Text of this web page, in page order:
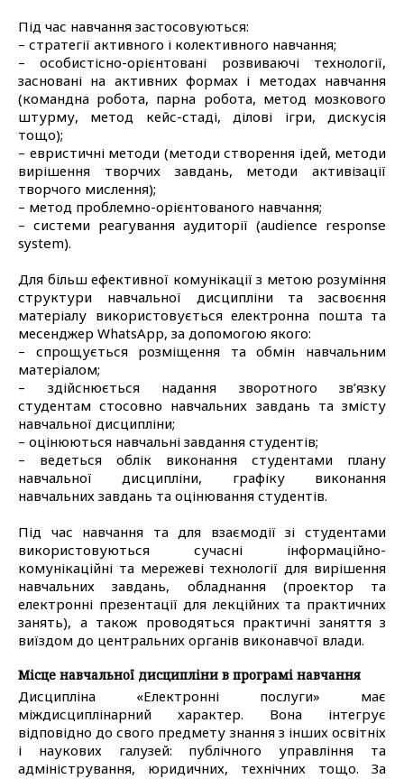
Під час навчання застосовуються:
– стратегії активного і колективного навчання;
– особистісно-орієнтовані розвиваючі технології,
засновані на активних формах і методах навчання
(командна робота, парна робота, метод мозкового
штурму, метод кейс-стаді, ділові ігри, дискусія
тощо);
– евристичні методи (методи створення ідей, методи
вирішення творчих завдань, методи активізації
творчого мислення);
– метод проблемно-орієнтованого навчання;
– системи реагування аудиторії (audience response
system).
Для більш ефективної комунікації з метою розуміння
структури навчальної дисципліни та засвоєння
матеріалу використовується електронна пошта та
месенджер WhatsApp, за допомогою якого:
– спрощується розміщення та обмін навчальним
матеріалом;
– здійснюється надання зворотного зв’язку
студентам стосовно навчальних завдань та змісту
навчальної дисципліни;
– оцінюються навчальні завдання студентів;
– ведеться облік виконання студентами плану
навчальної дисципліни, графіку виконання
навчальних завдань та оцінювання студентів.
Під час навчання та для взаємодії зі студентами
використовуються сучасні інформаційно-
комунікаційні та мережеві технології для вирішення
навчальних завдань, обладнання (проектор та
електронні презентації для лекційних та практичних
занять), а також проводяться практичні заняття з
виїздом до центральних органів виконавчої влади.
Місце навчальної дисципліни в програмі навчання
Дисципліна «Електронні послуги» має
міждисциплінарний характер. Вона інтегрує
відповідно до свого предмету знання з інших освітніх
і наукових галузей: публічного управління та
адміністрування, юридичних, технічних тощо. За